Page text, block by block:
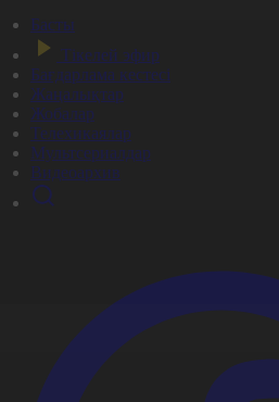
Басты
Тікелей эфир
Бағдарлама кестесі
Жаңалықтар
Жобалар
Телехикаялар
Мультсериалдар
Видеоархив